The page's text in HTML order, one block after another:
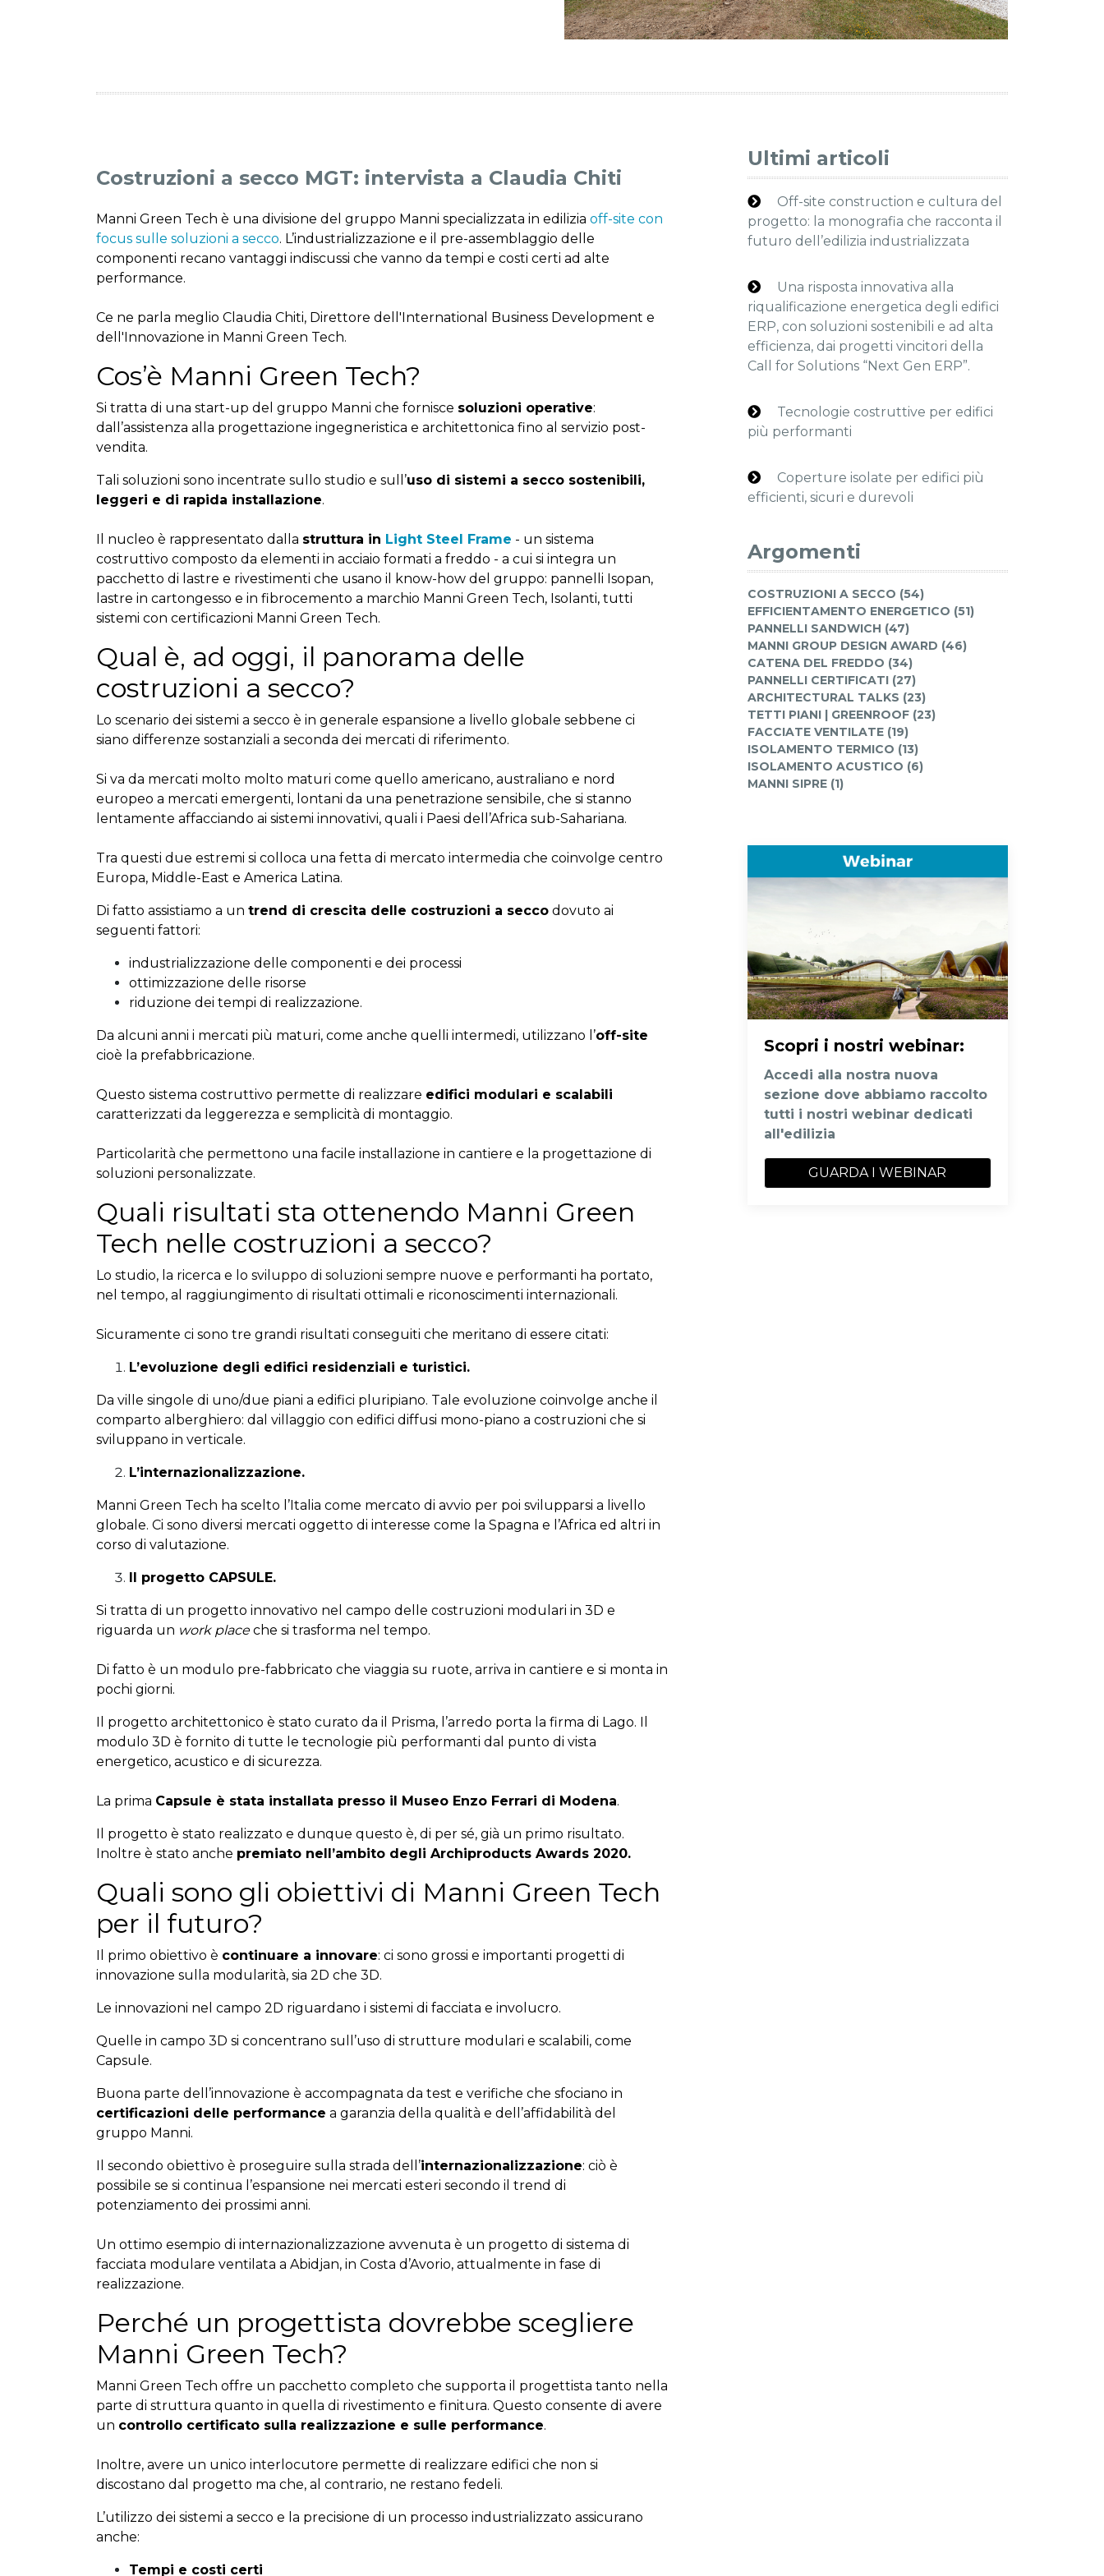
Costruzioni a secco MGT: intervista a Claudia Chiti
Manni Green Tech è una divisione del gruppo Manni specializzata in edilizia off-site con
focus sulle soluzioni a secco. L’industrializzazione e il pre-assemblaggio delle
componenti recano vantaggi indiscussi che vanno da tempi e costi certi ad alte
performance.
Ce ne parla meglio Claudia Chiti, Direttore dell'International Business Development e
dell'Innovazione in Manni Green Tech.
Cos’è Manni Green Tech?
Si tratta di una start-up del gruppo Manni che fornisce soluzioni operative:
dall’assistenza alla progettazione ingegneristica e architettonica fino al servizio post-
vendita.
Tali soluzioni sono incentrate sullo studio e sull’uso di sistemi a secco sostenibili,
leggeri e di rapida installazione.
Il nucleo è rappresentato dalla struttura in Light Steel Frame - un sistema
costruttivo composto da elementi in acciaio formati a freddo - a cui si integra un
pacchetto di lastre e rivestimenti che usano il know-how del gruppo: pannelli Isopan,
lastre in cartongesso e in fibrocemento a marchio Manni Green Tech, Isolanti, tutti
sistemi con certificazioni Manni Green Tech.
Qual è, ad oggi, il panorama delle
costruzioni a secco?
Lo scenario dei sistemi a secco è in generale espansione a livello globale sebbene ci
siano differenze sostanziali a seconda dei mercati di riferimento.
Si va da mercati molto molto maturi come quello americano, australiano e nord
europeo a mercati emergenti, lontani da una penetrazione sensibile, che si stanno
lentamente affacciando ai sistemi innovativi, quali i Paesi dell’Africa sub-Sahariana.
Tra questi due estremi si colloca una fetta di mercato intermedia che coinvolge centro
Europa, Middle-East e America Latina.
Di fatto assistiamo a un trend di crescita delle costruzioni a secco dovuto ai
seguenti fattori:
industrializzazione delle componenti e dei processi
ottimizzazione delle risorse
riduzione dei tempi di realizzazione.
Da alcuni anni i mercati più maturi, come anche quelli intermedi, utilizzano l’off-site
cioè la prefabbricazione.
Questo sistema costruttivo permette di realizzare edifici modulari e scalabili
caratterizzati da leggerezza e semplicità di montaggio.
Particolarità che permettono una facile installazione in cantiere e la progettazione di
soluzioni personalizzate.
Quali risultati sta ottenendo Manni Green
Tech nelle costruzioni a secco?
Lo studio, la ricerca e lo sviluppo di soluzioni sempre nuove e performanti ha portato,
nel tempo, al raggiungimento di risultati ottimali e riconoscimenti internazionali.
Sicuramente ci sono tre grandi risultati conseguiti che meritano di essere citati:
L’evoluzione degli edifici residenziali e turistici.
Da ville singole di uno/due piani a edifici pluripiano. Tale evoluzione coinvolge anche il
comparto alberghiero: dal villaggio con edifici diffusi mono-piano a costruzioni che si
sviluppano in verticale.
L’internazionalizzazione.
Manni Green Tech ha scelto l’Italia come mercato di avvio per poi svilupparsi a livello
globale. Ci sono diversi mercati oggetto di interesse come la Spagna e l’Africa ed altri in
corso di valutazione.
Il progetto CAPSULE.
Si tratta di un progetto innovativo nel campo delle costruzioni modulari in 3D e
riguarda un work placeche si trasforma nel tempo.
Di fatto è un modulo pre-fabbricato che viaggia su ruote, arriva in cantiere e si monta in
pochi giorni.
Il progetto architettonico è stato curato da il Prisma, l’arredo porta la firma di Lago. Il
modulo 3D è fornito di tutte le tecnologie più performanti dal punto di vista
energetico, acustico e di sicurezza.
La prima Capsule è stata installata presso il Museo Enzo Ferrari di Modena.
Il progetto è stato realizzato e dunque questo è, di per sé, già un primo risultato.
Inoltre è stato anche premiato nell’ambito degli Archiproducts Awards 2020.
Quali sono gli obiettivi di Manni Green Tech
per il futuro?
Il primo obiettivo è continuare a innovare: ci sono grossi e importanti progetti di
innovazione sulla modularità, sia 2D che 3D.
Le innovazioni nel campo 2D riguardano i sistemi di facciata e involucro.
Quelle in campo 3D si concentrano sull’uso di strutture modulari e scalabili, come
Capsule.
Buona parte dell’innovazione è accompagnata da test e verifiche che sfociano in
certificazioni delle performance a garanzia della qualità e dell’affidabilità del
gruppo Manni.
Il secondo obiettivo è proseguire sulla strada dell’internazionalizzazione: ciò è
possibile se si continua l’espansione nei mercati esteri secondo il trend di
potenziamento dei prossimi anni.
Un ottimo esempio di internazionalizzazione avvenuta è un progetto di sistema di
facciata modulare ventilata a Abidjan, in Costa d’Avorio, attualmente in fase di
realizzazione.
Perché un progettista dovrebbe scegliere
Manni Green Tech?
Manni Green Tech offre un pacchetto completo che supporta il progettista tanto nella
parte di struttura quanto in quella di rivestimento e finitura. Questo consente di avere
un controllo certificato sulla realizzazione e sulle performance.
Inoltre, avere un unico interlocutore permette di realizzare edifici che non si
discostano dal progetto ma che, al contrario, ne restano fedeli.
L’utilizzo dei sistemi a secco e la precisione di un processo industrializzato assicurano
anche:
Tempi e costi certi
Ultimi articoli
Off-site construction e cultura del
progetto: la monografia che racconta il
futuro dell’edilizia industrializzata
Una risposta innovativa alla
riqualificazione energetica degli edifici
ERP, con soluzioni sostenibili e ad alta
efficienza, dai progetti vincitori della
Call for Solutions “Next Gen ERP”.
Tecnologie costruttive per edifici
più performanti
Coperture isolate per edifici più
efficienti, sicuri e durevoli
Argomenti
COSTRUZIONI A SECCO (54)
EFFICIENTAMENTO ENERGETICO (51)
PANNELLI SANDWICH (47)
MANNI GROUP DESIGN AWARD (46)
CATENA DEL FREDDO (34)
PANNELLI CERTIFICATI (27)
ARCHITECTURAL TALKS (23)
TETTI PIANI | GREENROOF (23)
FACCIATE VENTILATE (19)
ISOLAMENTO TERMICO (13)
ISOLAMENTO ACUSTICO (6)
MANNI SIPRE (1)
Scopri i nostri webinar:
Accedi alla nostra nuova
sezione dove abbiamo raccolto
tutti i nostri webinar dedicati
all'edilizia
GUARDA I WEBINAR